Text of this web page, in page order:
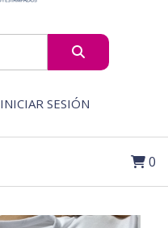
INICIAR SESIÓN
0